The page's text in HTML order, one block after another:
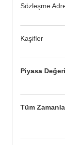
Sözleşme
Kaşifler
Piyasa Değeri
Tüm